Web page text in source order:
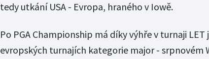
tedy utkání USA - Evropa, hraného v Iowě.
Po PGA Championship má díky výhře v turnaji
evropských turnajích kategorie major - srpnovém